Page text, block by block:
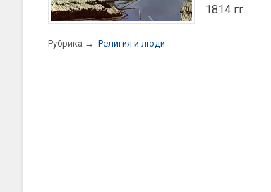
1814 гг.
Рубрика → Религия и люди